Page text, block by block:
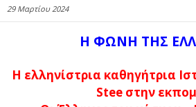
29 Μαρτίου 2024
Η ΦΩΝΗ ΤΗΣ
Η ελληνίστρια καθηγήτρια
Stee στην